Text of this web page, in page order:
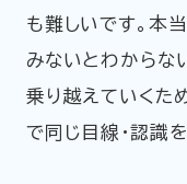
も難しいです。本
みないとわからな
乗り越えていくた
で同じ目線・認識